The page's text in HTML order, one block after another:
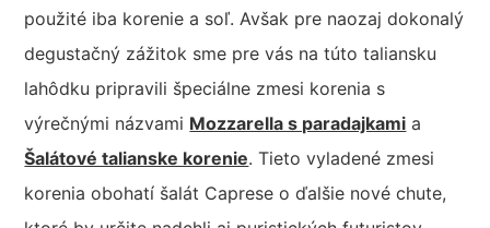
použité iba korenie a soľ. Avšak pre naozaj dokonalý
degustačný zážitok sme pre vás na túto taliansku
lahôdku pripravili špeciálne zmesi korenia s
výrečnými názvami Mozzarella s paradajkami a
Šalátové talianske korenie. Tieto vyladené zmesi
korenia obohatí šalát Caprese o ďalšie nové chute,